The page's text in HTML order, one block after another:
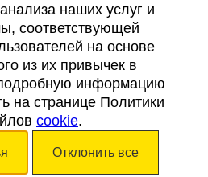
информация
Cookies
Туристический Совет. Все права
наших услуг и
соответствующей
на основе
из их привычек в
информацию
на странице Политики
cookie.
Отклонить все